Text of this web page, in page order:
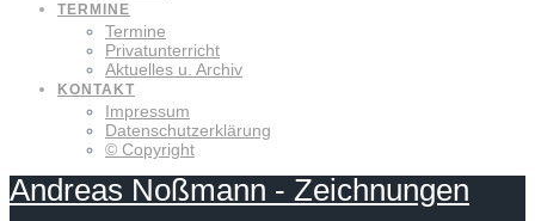
TERMINE
Termine
Privatunterricht
Aktuelles u. Archiv
KONTAKT
Impressum
Datenschutzerklärung
© Copyright
Andreas Noßmann - Zeichnungen